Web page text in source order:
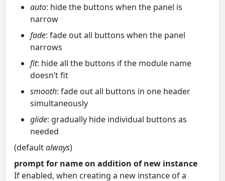
auto: hide the buttons when the panel is
narrow
fade: fade out all buttons when the panel
narrows
fit: hide all the buttons if the module name
doesn’t fit
smooth: fade out all buttons in one header
simultaneously
glide: gradually hide individual buttons as
needed
(defaultalways)
prompt for name on addition of new instance
If enabled, when creating a new instance of a